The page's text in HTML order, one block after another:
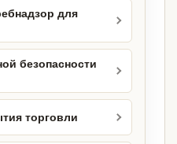
для
безопасности
торговли